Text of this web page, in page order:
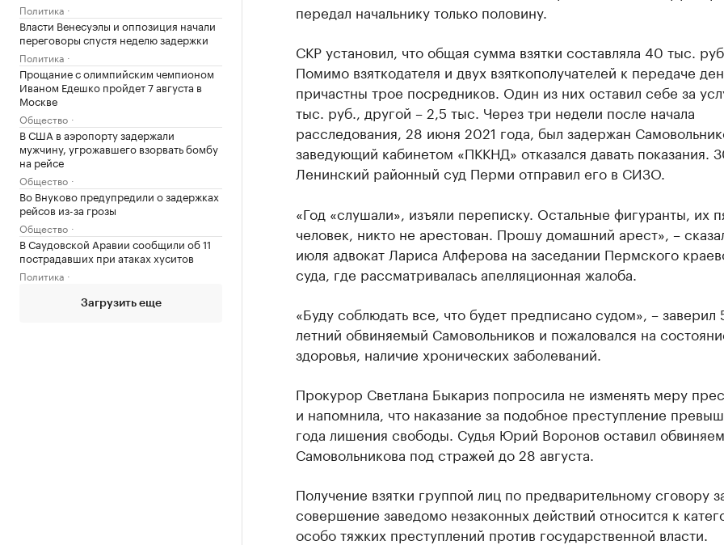
Политика
Власти Венесуэлы и оппозиция начали
переговоры спустя неделю задержки
Политика
Прощание с олимпийским чемпионом
Иваном Едешко пройдет 7 августа в
Москве
Общество
В США в аэропорту задержали
мужчину, угрожавшего взорвать бомбу
на рейсе
Общество
Во Внуково предупредили о задержках
рейсов из-за грозы
Общество
В Саудовской Аравии сообщили об 11
пострадавших при атаках хуситов
Политика
Загрузить еще
передал начальнику только половину.
СКР установил, что общая сумма взятки составляла 40 тыс. руб.
Помимо взяткодателя и двух взяткополучателей к передаче
причастны трое посредников. Один из них оставил себе за
тыс. руб., другой – 2,5 тыс. Через три недели после начала
расследования, 28 июня 2021 года, был задержан
заведующий кабинетом «ПККНД» отказался давать показания.
Ленинский районный суд Перми отправил его в СИЗО.
«Год «слушали», изъяли переписку. Остальные фигуранты, их
человек, никто не арестован. Прошу домашний арест», –
июля адвокат Лариса Алферова на заседании Пермского
суда, где рассматривалась апелляционная жалоба.
«Буду соблюдать все, что будет предписано судом», – заверил
летний обвиняемый Самовольников и пожаловался на
здоровья, наличие хронических заболеваний.
Прокурор Светлана Быкариз попросила не изменять меру
и напомнила, что наказание за подобное преступление
года лишения свободы. Судья Юрий Воронов оставил
Самовольникова под стражей до 28 августа.
Получение взятки группой лиц по предварительному сговору
совершение заведомо незаконных действий относится к
особо тяжких преступлений против государственной власти.